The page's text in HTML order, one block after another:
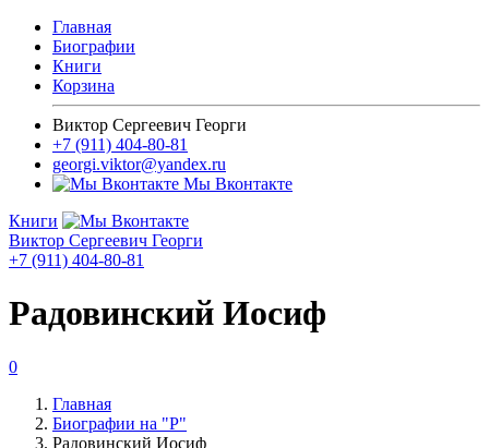
Главная
Биографии
Книги
Корзина
Виктор Сергеевич Георги
+7 (911) 404-80-81
georgi.viktor@yandex.ru
Мы Вконтакте
Книги
Виктор Сергеевич Георги
+7 (911) 404-80-81
Радовинский Иосиф
0
Главная
Биографии на "Р"
Радовинский Иосиф